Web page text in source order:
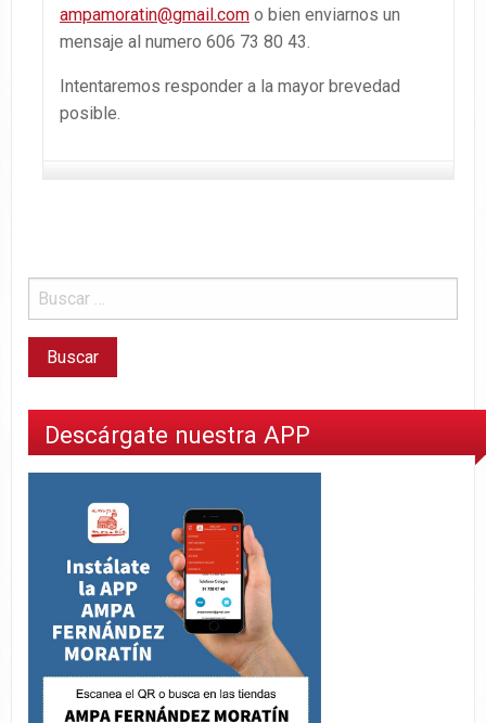
ampamoratin@gmail.com o bien enviarnos un
mensaje al numero 606 73 80 43.
Intentaremos responder a la mayor brevedad
posible.
Descárgate nuestra APP